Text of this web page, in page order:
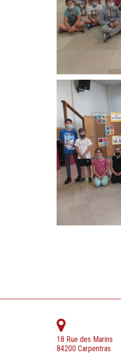
18 Rue des Marins
84200 Carpentras